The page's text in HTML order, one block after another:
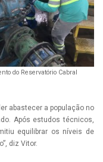
do Reservatório Cabral
abastecer a população no
Após estudos técnicos,
equilibrar os níveis de
diz Vitor.